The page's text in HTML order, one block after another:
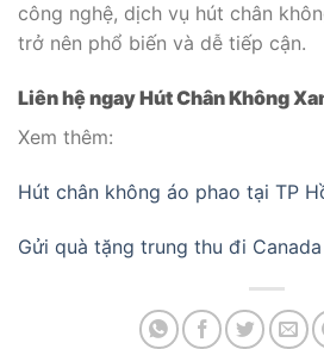
công nghệ, dịch vụ hút chân
trở nên phổ biến và dễ tiếp cận.
Liên hệ ngay Hút Chân Không
Xem thêm:
Hút chân không áo phao tại TP
Gửi quà tặng trung thu đi